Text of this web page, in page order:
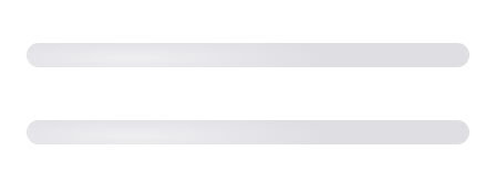
La vision par ordinateur à la pointe de la technologie
avec Amazon S3 sur Outposts et AWS Panorama